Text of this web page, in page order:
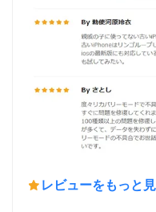
レビューをもっと